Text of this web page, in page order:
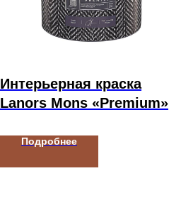
Интерьерная краска
Lanors Mons «Premium»
Подробнее